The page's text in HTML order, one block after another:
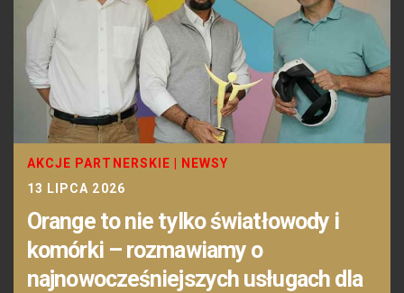
AKCJE PARTNERSKIE
NEWSY
13 LIPCA 2026
Orange to nie tylko światłowody i
komórki – rozmawiamy o
najnowocześniejszych usługach dla